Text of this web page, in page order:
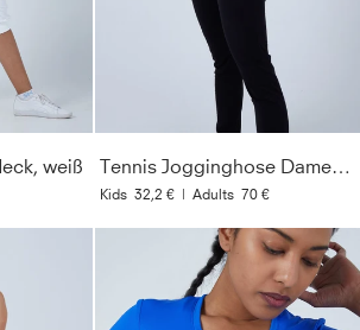
weiß Tennis Jogginghose Damen & Mädchen, schwarz
Kids 32,2 € | Adults 70 €